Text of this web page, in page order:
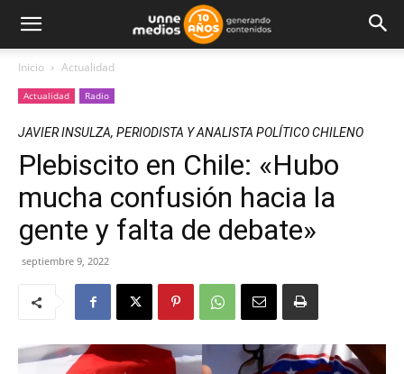
Inicio Actualidad
Actualidad Radio
JAVIER INSULZA, PERIODISTA Y ANALISTA POLÍTICO CHILENO
Plebiscito en Chile: «Hubo
mucha confusión hacia la
gente y falta de debate»
septiembre 9, 2022